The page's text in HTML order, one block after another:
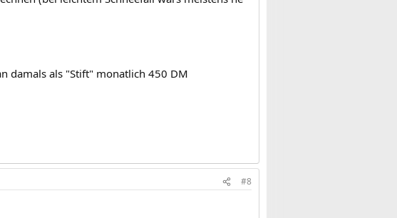
damals als "Stift" monatlich 450 DM
#8